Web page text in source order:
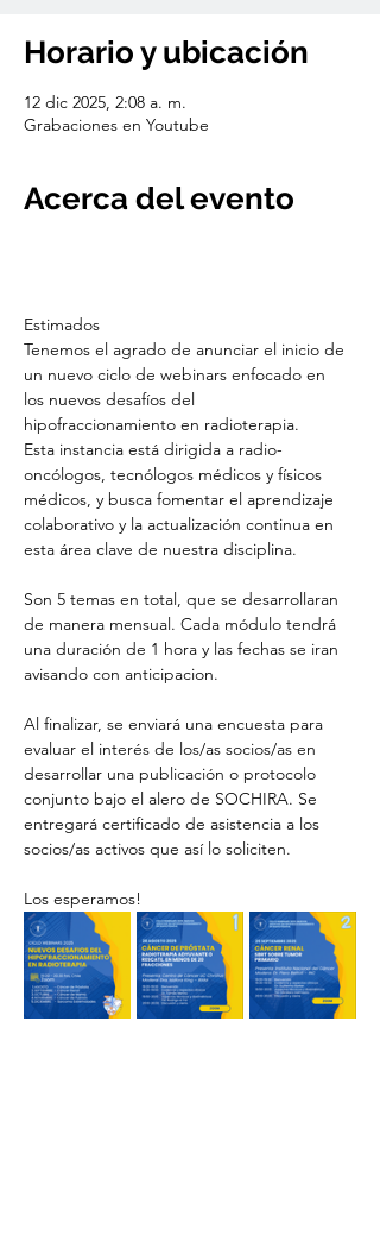
Horario y ubicación
12 dic 2025, 2:08 a. m.
Grabaciones en Youtube
Acerca del evento
Estimados
Tenemos el agrado de anunciar el inicio de
un nuevo ciclo de webinars enfocado en
los nuevos desafíos del
hipofraccionamiento en radioterapia.
Esta instancia está dirigida a radio-
oncólogos, tecnólogos médicos y físicos
médicos, y busca fomentar el aprendizaje
colaborativo y la actualización continua en
esta área clave de nuestra disciplina.
Son 5 temas en total, que se desarrollaran
de manera mensual. Cada módulo tendrá
una duración de 1 hora y las fechas se iran
avisando con anticipacion.
Al finalizar, se enviará una encuesta para
evaluar el interés de los/as socios/as en
desarrollar una publicación o protocolo
conjunto bajo el alero de SOCHIRA. Se
entregará certificado de asistencia a los
socios/as activos que así lo soliciten.
Los esperamos!